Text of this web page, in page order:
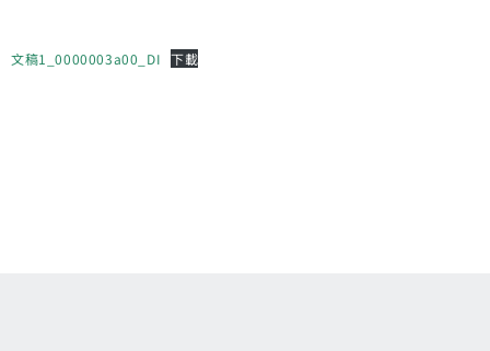
文稿1_0000003a00_DI 下載